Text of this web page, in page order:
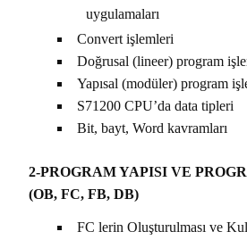
uygulamaları
Convert işlemleri
Doğrusal (lineer) program
Yapısal (modüler) program
S71200 CPU’da data tipleri
Bit, bayt, Word kavramları
2-PROGRAM YAPISI VE
(OB, FC, FB, DB)
FC lerin Oluşturulması ve